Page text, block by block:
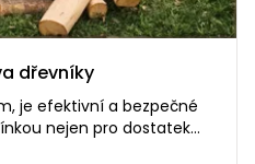
dřevníky
je efektivní a bezpečné
nejen pro dostatek